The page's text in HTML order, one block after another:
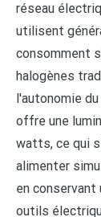
réseau
utilisent
consomment
halogènes
l'autonomie
offre une
watts, ce qui
alimenter
en conservant
outils